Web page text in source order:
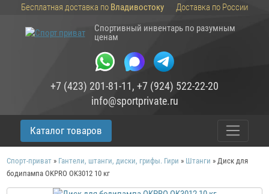
Бесплатная доставка по Владивостоку
Доставка по России
Спортивный инвентарь по разумным
ценам
+7 (423) 201-81-11, +7 (924) 522-22-20
info@sportprivate.ru
Каталог товаров
Спорт-приват » Гантели, штанги, диски, грифы. Гири » Штанги » Диск для
бодипампа OKPRO OK3012 10 кг